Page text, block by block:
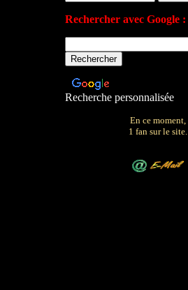
Rechercher avec Google :
Recherche personnalisée
En ce moment,
1 fan sur le site.